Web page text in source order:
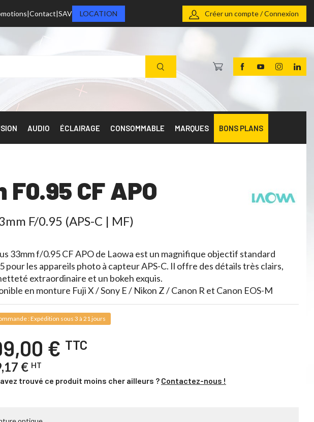
Contact SAV LOCATION Créer un compte / Connexion
AUDIO ÉCLAIRAGE CONSOMMABLE MARQUES BONS PLANS
CF APO
F/0.95 (APS-C | MF)
33mm f/0.95 CF APO de Laowa est un magnifique objectif standard
pour les appareils photo à capteur APS-C. Il offre des détails très clairs,
extraordinaire et un bokeh exquis.
en monture Fuji X / Sony E / Nikon Z / Canon R et Canon EOS-M
: Expédition sous 3 à 21 jours
€ TTC
€ HT
trouvé ce produit moins cher ailleurs ? Contactez-nous !